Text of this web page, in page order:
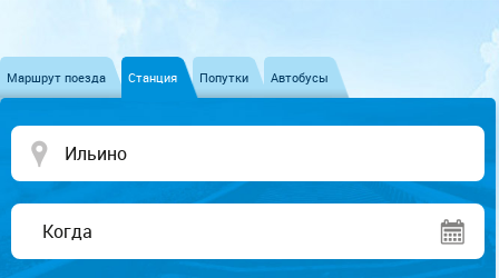
Маршрут поезда Станция Попутки Автобусы